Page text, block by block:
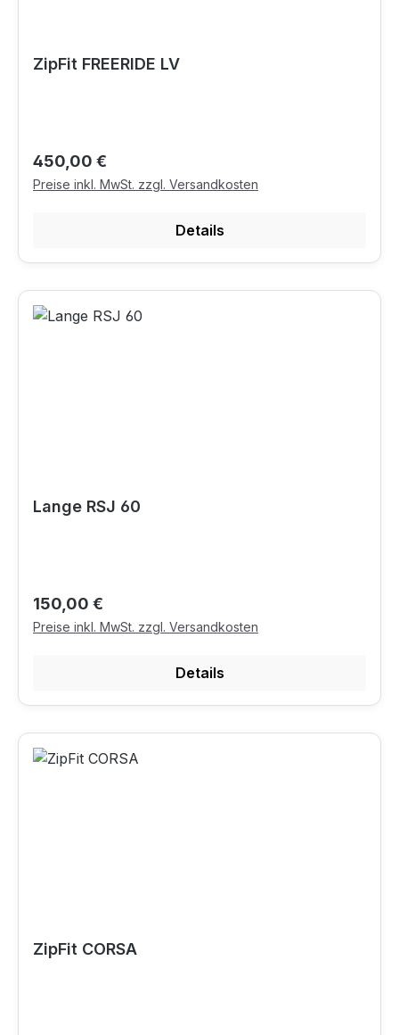
ZipFit FREERIDE LV
Regulärer Preis:
450,00 €
Preise inkl. MwSt. zzgl. Versandkosten
Details
Lange RSJ 60
Regulärer Preis:
150,00 €
Preise inkl. MwSt. zzgl. Versandkosten
Details
ZipFit CORSA